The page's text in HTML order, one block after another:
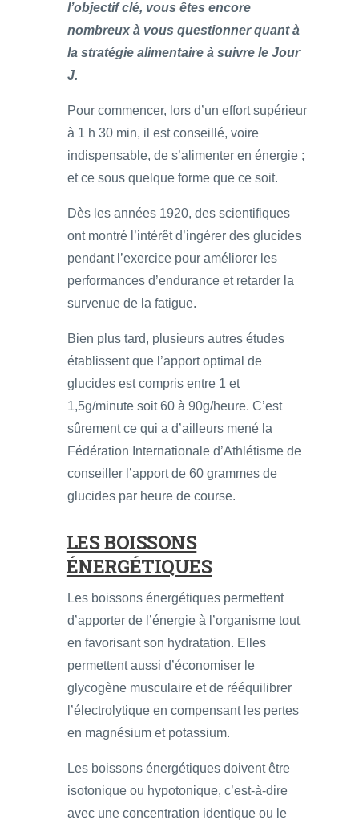
l’objectif clé, vous êtes encore
nombreux à vous questionner quant à
la stratégie alimentaire à suivre le Jour
J.
Pour commencer, lors d’un effort supérieur
à 1 h 30 min, il est conseillé, voire
indispensable, de s’alimenter en énergie ;
et ce sous quelque forme que ce soit.
Dès les années 1920, des scientifiques
ont montré l’intérêt d’ingérer des glucides
pendant l’exercice pour améliorer les
performances d’endurance et retarder la
survenue de la fatigue.
Bien plus tard, plusieurs autres études
établissent que l’apport optimal de
glucides est compris entre 1 et
1,5g/minute soit 60 à 90g/heure. C’est
sûrement ce qui a d’ailleurs mené la
Fédération Internationale d’Athlétisme de
conseiller l’apport de 60 grammes de
glucides par heure de course.
LES BOISSONS
ÉNERGÉTIQUES
Les boissons énergétiques permettent
d’apporter de l’énergie à l’organisme tout
en favorisant son hydratation. Elles
permettent aussi d’économiser le
glycogène musculaire et de rééquilibrer
l’électrolytique en compensant les pertes
en magnésium et potassium.
Les boissons énergétiques doivent être
isotonique ou hypotonique, c’est-à-dire
avec une concentration identique ou le